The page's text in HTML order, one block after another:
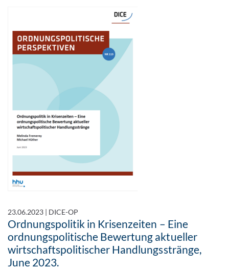
23.06.2023 | DICE-OP
Ordnungspolitik in Krisenzeiten – Eine
ordnungspolitische Bewertung aktueller
wirtschaftspolitischer Handlungsstränge,
June 2023.